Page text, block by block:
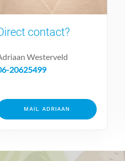
contact?
Westerveld
20625499
MAIL ADRIAAN